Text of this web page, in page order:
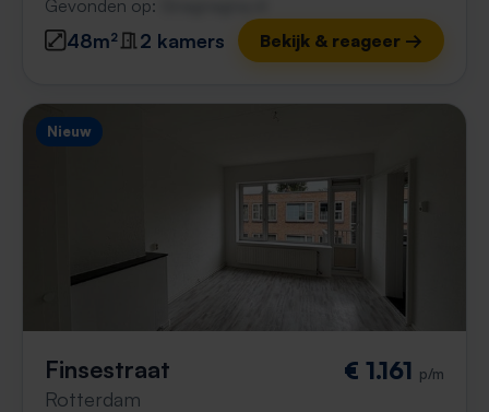
Gevonden op:
48m² 2 kamers Bekijk & reageer →
Nieuw
Finsestraat
Rotterdam
€ 1.161 p/m